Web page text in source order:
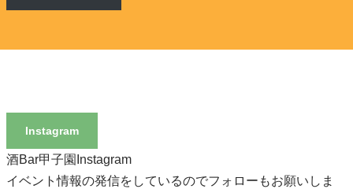
Instagram
酒Bar甲子園Instagram
イベント情報の発信をしているのでフォローもお願いしま